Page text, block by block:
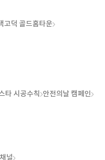
고덕 골드홈타운
타 시공수칙 안전의날 캠페인
널